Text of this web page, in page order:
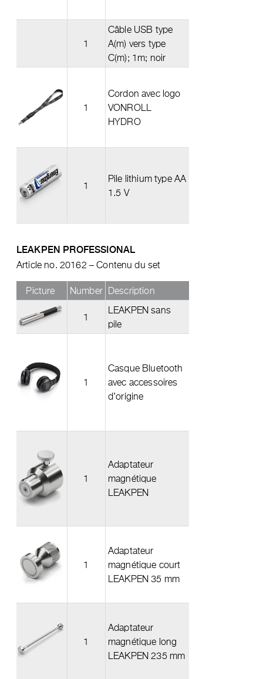
1
Câble USB type
A(m) vers type
C(m); 1m; noir
1
Cordon avec logo
VONROLL
HYDRO
1
Pile lithium type AA
1.5 V
LEAKPEN PROFESSIONAL
Article no. 20162 – Contenu du set
Picture Number Description
1
LEAKPEN sans
pile
1
Casque Bluetooth
avec accessoires
d’origine
1
Adaptateur
magnétique
LEAKPEN
1
Adaptateur
magnétique court
LEAKPEN 35 mm
1
Adaptateur
magnétique long
LEAKPEN 235 mm